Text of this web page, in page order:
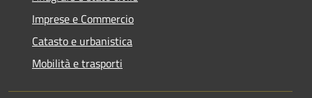
Imprese e Commercio
Catasto e urbanistica
Mobilità e trasporti